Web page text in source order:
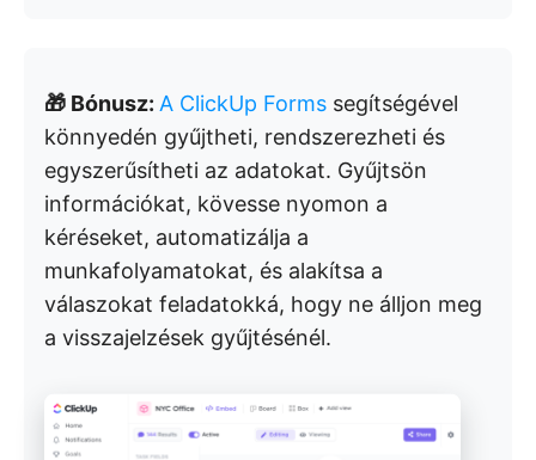
🎁 Bónusz: A ClickUp Forms segítségével
könnyedén gyűjtheti, rendszerezheti és
egyszerűsítheti az adatokat. Gyűjtsön
információkat, kövesse nyomon a
kéréseket, automatizálja a
munkafolyamatokat, és alakítsa a
válaszokat feladatokká, hogy ne álljon meg
a visszajelzések gyűjtésénél.